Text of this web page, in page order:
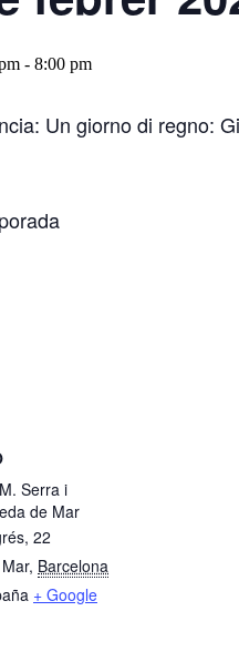
- 8:00 pm
Un giorno di regno:
Serra i
de Mar
22
, Barcelona
+ Google